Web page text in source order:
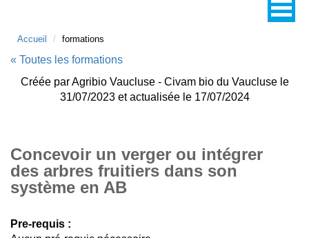
Accueil formations
« Toutes les formations
Créée par Agribio Vaucluse - Civam bio du Vaucluse le
31/07/2023 et actualisée le 17/07/2024
Concevoir un verger ou intégrer
des arbres fruitiers dans son
système en AB
Pre-requis :